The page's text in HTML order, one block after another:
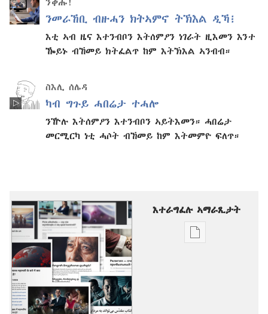
ንመራኸቢ ብዙሓን ክትኣምኖ ትኽእል ዲኻ፧
እቲ ኣብ ዜና እተንብቦን እትሰምዖን ነገራት ዚእመን እንተ
ዀይኑ ብኸመይ ክትፈልጥ ከም እትኽእል ኣንብብ።
ስእሊ ሰሌዳ
ካብ ግጉይ ሓበሬታ ተሓሎ
ንዅሉ እትሰምዖን እተንብቦን ኣይትእመን። ሓበሬታ
መርሚርካ ነቲ ሓሶት ብኸመይ ከም እትመምዮ ፍለጥ።
እተራግፈሉ ኣማራጺታት
ዲጂታዊ